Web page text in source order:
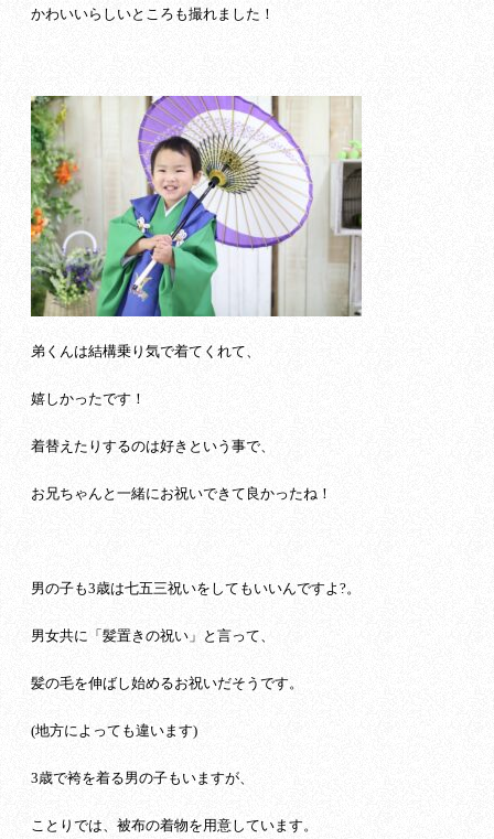
かわいいらしいところも撮れました！
弟くんは結構乗り気で着てくれて、
嬉しかったです！
着替えたりするのは好きという事で、
お兄ちゃんと一緒にお祝いできて良かったね！
男の子も3歳は七五三祝いをしてもいいんですよ?。
男女共に「髪置きの祝い」と言って、
髪の毛を伸ばし始めるお祝いだそうです。
(地方によっても違います)
3歳で袴を着る男の子もいますが、
ことりでは、被布の着物を用意しています。